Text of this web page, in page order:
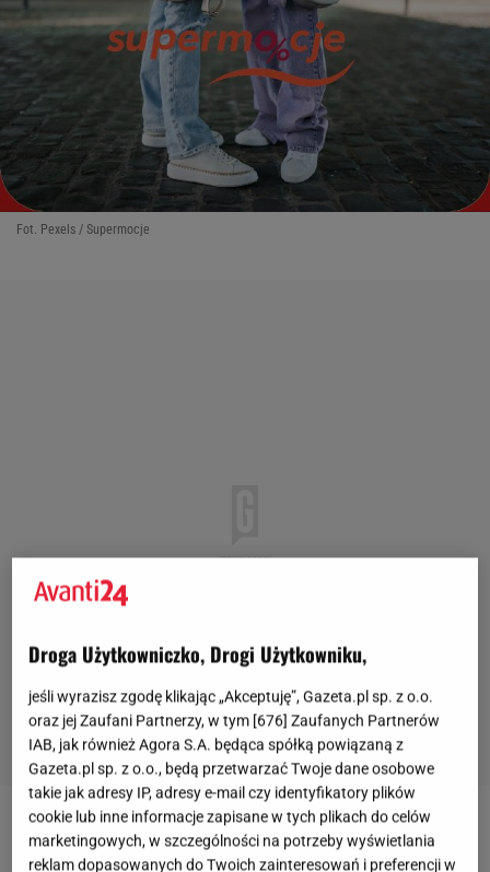
Fot. Pexels / Supermocje
Droga Użytkowniczko, Drogi Użytkowniku,
jeśli wyrazisz zgodę klikając „Akceptuję”, Gazeta.pl sp. z o.o.
oraz jej Zaufani Partnerzy, w tym [676] Zaufanych Partnerów
IAB, jak również Agora S.A. będąca spółką powiązaną z
Gazeta.pl sp. z o.o., będą przetwarzać Twoje dane osobowe
takie jak adresy IP, adresy e-mail czy identyfikatory plików
cookie lub inne informacje zapisane w tych plikach do celów
marketingowych, w szczególności na potrzeby wyświetlania
reklam dopasowanych do Twoich zainteresowań i preferencji w